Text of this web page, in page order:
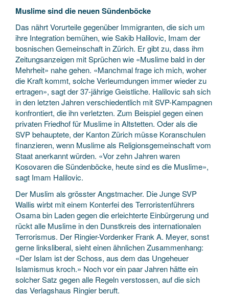
Muslime sind die neuen Sündenböcke
Das nährt Vorurteile gegenüber Immigranten, die sich um
ihre Integration bemühen, wie Sakib Halilovic, Imam der
bosnischen Gemeinschaft in Zürich. Er gibt zu, dass ihm
Zeitungsanzeigen mit Sprüchen wie «Muslime bald in der
Mehrheit» nahe gehen. «Manchmal frage ich mich, woher
die Kraft kommt, solche Verleumdungen immer wieder zu
ertragen», sagt der 37-jährige Geistliche. Halilovic sah sich
in den letzten Jahren verschiedentlich mit SVP-Kampagnen
konfrontiert, die ihn verletzten. Zum Beispiel gegen einen
privaten Friedhof für Muslime in Altstetten. Oder als die
SVP behauptete, der Kanton Zürich müsse Koranschulen
finanzieren, wenn Muslime als Religionsgemeinschaft vom
Staat anerkannt würden. «Vor zehn Jahren waren
Kosovaren die Sündenböcke, heute sind es die Muslime»,
sagt Imam Halilovic.
Der Muslim als grösster Angstmacher. Die Junge SVP
Wallis wirbt mit einem Konterfei des Terroristenführers
Osama bin Laden gegen die erleichterte Einbürgerung und
rückt alle Muslime in den Dunstkreis des internationalen
Terrorismus. Der Ringier-Vordenker Frank A. Meyer, sonst
gerne linksliberal, sieht einen ähnlichen Zusammenhang:
«Der Islam ist der Schoss, aus dem das Ungeheuer
Islamismus kroch.» Noch vor ein paar Jahren hätte ein
solcher Satz gegen alle Regeln verstossen, auf die sich
das Verlagshaus Ringier beruft.